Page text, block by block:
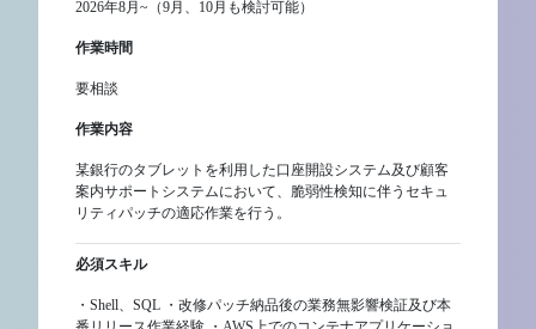
2026年8月~（9月、10月も検討可能）
作業時間
要相談
作業内容
某銀行のタブレットを利用した口座開設システム及び顧客
案内サポートシステムにおいて、脆弱性検知に伴うセキュ
リティパッチの適応作業を行う。
必須スキル
・Shell、SQL ・改修パッチ納品後の業務無影響検証及び本